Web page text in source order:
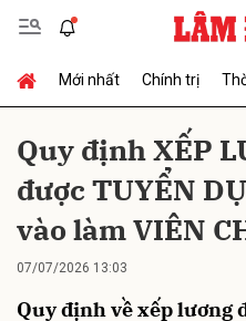
Mới nhất Chính trị
Quy định XẾP
được TUYỂN
vào làm VIÊN
07/07/2026 13:03
Quy định về xếp lương
Gửi bình luận